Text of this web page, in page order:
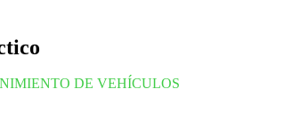
DE VEHÍCULOS